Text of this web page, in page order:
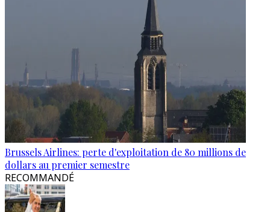
Brussels Airlines: perte d'exploitation de 80 millions de
dollars au premier semestre
RECOMMANDÉ